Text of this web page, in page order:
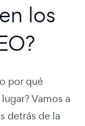
los
por qué
Vamos a
detrás de la